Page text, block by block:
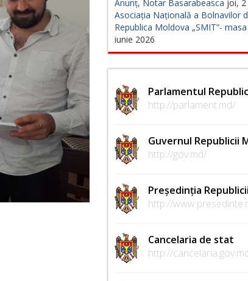
Anunț, Notar Basarabeasca joi, 2
Asociația Națională a Bolnavilor
Republica Moldova „SMIT”-
iunie 2026
Parlamentul
http://parlament.md/
Guvernul Republicii
http://gov.md/
Președinția
http://
Cancelaria de stat
http://